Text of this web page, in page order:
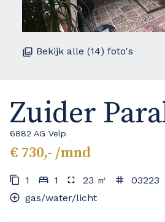
Bekijk alle (14) foto's
Zuider
6882 AG Velp
€ 730,- /mnd
1 1 23 ㎡
03223
gas/water/licht